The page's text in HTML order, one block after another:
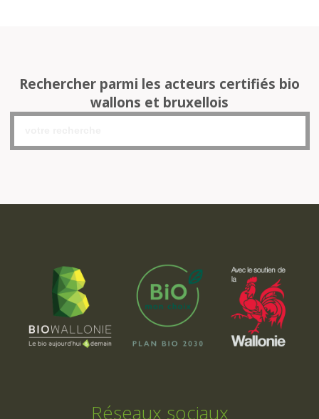
Rechercher parmi les acteurs certifiés bio
wallons et bruxellois
Réseaux sociaux